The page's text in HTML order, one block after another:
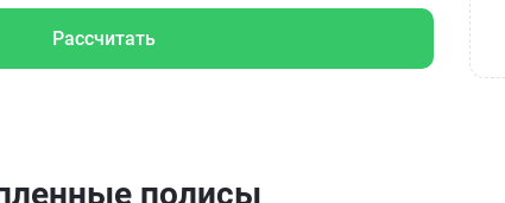
Рассчитать
полисы